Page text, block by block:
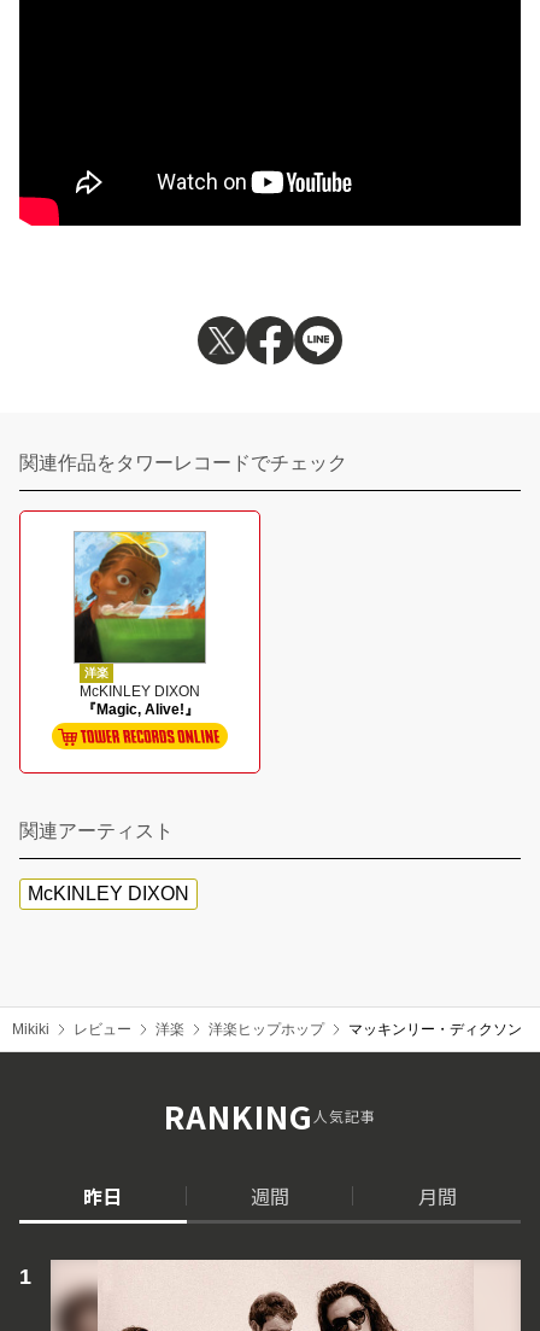
関連作品をタワーレコードでチェック
洋楽
McKINLEY DIXON
『Magic, Alive!』
関連アーティスト
McKINLEY DIXON
Mikiki レビュー 洋楽 洋楽ヒップホップ マッキンリー・ディクソン
RANKING人気記事
昨日 週間 月間